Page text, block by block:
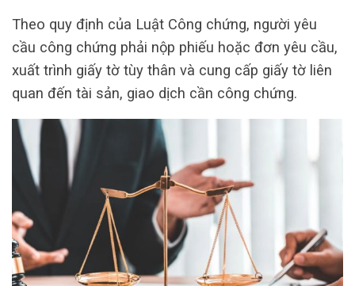
Theo quy định của Luật Công chứng, người yêu
cầu công chứng phải nộp phiếu hoặc đơn yêu cầu,
xuất trình giấy tờ tùy thân và cung cấp giấy tờ liên
quan đến tài sản, giao dịch cần công chứng.